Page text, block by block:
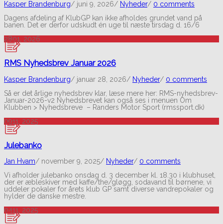
Kasper Brandenburg/ juni 9, 2026/ Nyheder/ 0 comments
Dagens afdeling af KlubGP kan ikke afholdes grundet vand på
banen. Det er derfor udskudt én uge til næste tirsdag d. 16/6
2801, 2026
RMS Nyhedsbrev Januar 2026
Kasper Brandenburg/ januar 28, 2026/ Nyheder/ 0 comments
Så er det årlige nyhedsbrev klar, læse mere her: RMS-nyhedsbrev-
Januar-2026-v2 Nyhedsbrevet kan også ses i menuen Om
Klubben > Nyhedsbreve – Randers Motor Sport (rmssport.dk)
0911, 2025
Julebanko
Jan Hvam/ november 9, 2025/ Nyheder/ 0 comments
Vi afholder julebanko onsdag d. 3 december kl. 18.30 i klubhuset,
der er æbleskiver med kaffe/the/gløgg, sodavand til børnene, vi
uddeler pokaler for årets klub GP samt diverse vandrepokaler og
hylder de danske mestre.
0411, 2025